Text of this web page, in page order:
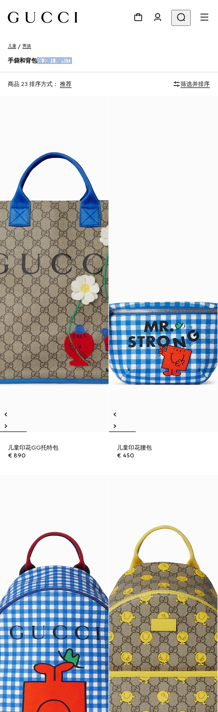
儿童 男孩
手袋和背包服装 鞋履 围巾
商品 23 排序方式： 推荐 筛选并排序
儿童印花GG托特包
€ 890
儿童印花腰包
€ 450